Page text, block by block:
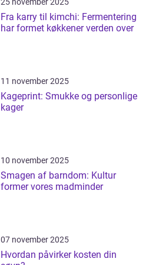
Fra karry til kimchi: Fermentering
har formet køkkener verden over
11 november 2025
Kageprint: Smukke og personlige
kager
10 november 2025
Smagen af barndom: Kultur
former vores madminder
07 november 2025
Hvordan påvirker kosten din